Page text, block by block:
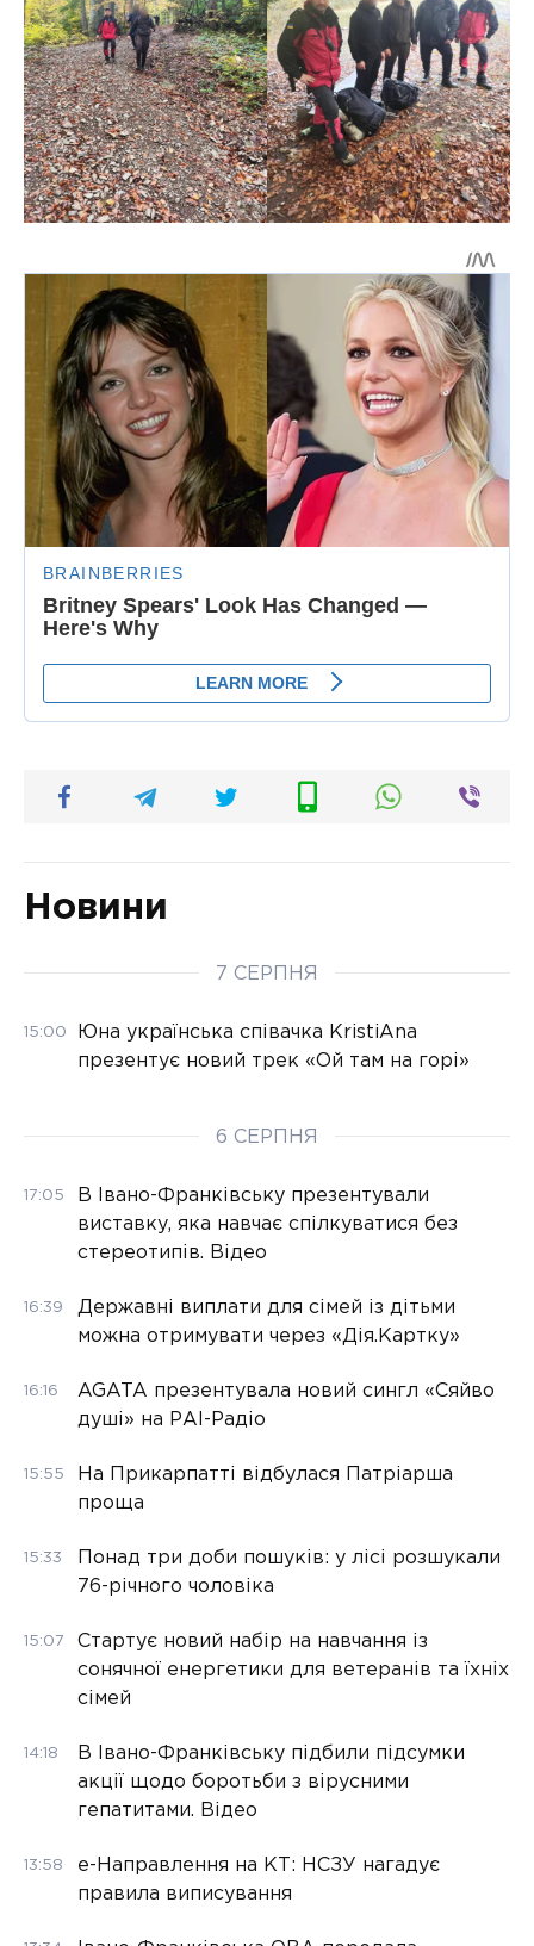
Новини
7 СЕРПНЯ
15:00
Юна українська співачка KristiAna
презентує новий трек «Ой там на горі»
6 СЕРПНЯ
17:05
В Івано-Франківську презентували
виставку, яка навчає спілкуватися без
стереотипів. Відео
16:39
Державні виплати для сімей із дітьми
можна отримувати через «Дія.Картку»
16:16
AGATA презентувала новий сингл «Сяйво
душі» на РАІ-Радіо
15:55
На Прикарпатті відбулася Патріарша
проща
15:33
Понад три доби пошуків: у лісі розшукали
76-річного чоловіка
15:07
Стартує новий набір на навчання із
сонячної енергетики для ветеранів та їхніх
сімей
14:18
В Івано-Франківську підбили підсумки
акції щодо боротьби з вірусними
гепатитами. Відео
13:58
е-Направлення на КТ: НСЗУ нагадує
правила виписування